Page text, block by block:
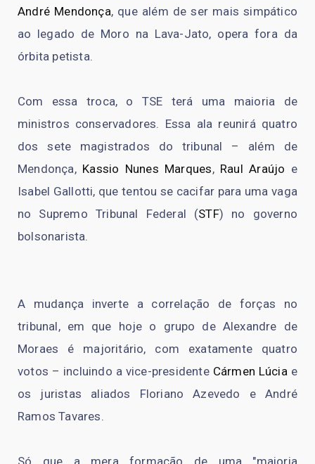
André Mendonça, que além de ser mais simpático
ao legado de Moro na Lava-Jato, opera fora da
órbita petista.
Com essa troca, o TSE terá uma maioria de
ministros conservadores. Essa ala reunirá quatro
dos sete magistrados do tribunal – além de
Mendonça, Kassio Nunes Marques, Raul Araújo e
Isabel Gallotti, que tentou se cacifar para uma vaga
no Supremo Tribunal Federal (STF) no governo
bolsonarista.
A mudança inverte a correlação de forças no
tribunal, em que hoje o grupo de Alexandre de
Moraes é majoritário, com exatamente quatro
votos – incluindo a vice-presidente Cármen Lúcia e
os juristas aliados Floriano Azevedo e André
Ramos Tavares.
Só que a mera formação de uma "maioria